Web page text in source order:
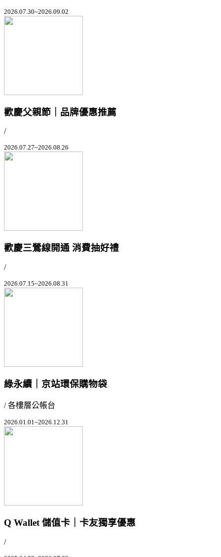
2026.07.30~2026.09.02
歡慶父親節｜品牌優惠推薦
/
2026.07.27~2026.08.26
歡慶三鶯線開通 消費抽好禮
/
2026.07.15~2026.08.31
綠永續｜京站環保購物袋
/ 各樓層公帳台
2026.01.01~2026.12.31
Q Wallet 儲值卡｜卡友獨享優惠
/